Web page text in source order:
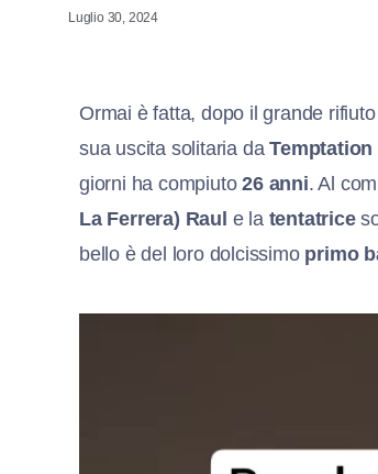
Luglio 30, 2024
Ormai è fatta, dopo il grande
sua uscita solitaria daTemptation
giorni ha compiuto26 anni. Al
La Ferrera) Raul e la tentatrice
bello è del loro dolcissimo primo